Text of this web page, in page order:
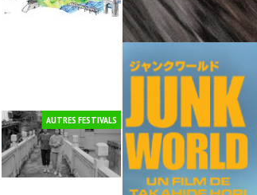
AUTRES FESTIVALS